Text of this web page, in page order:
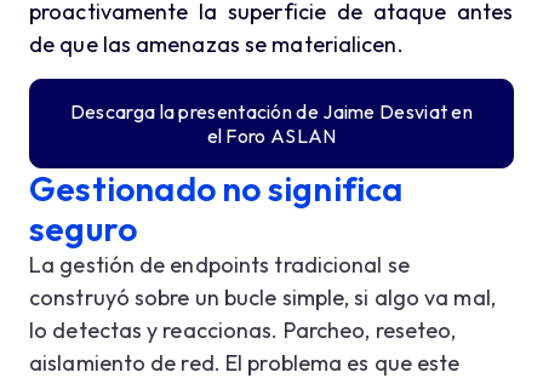
proactivamente la superficie de ataque antes
de que las amenazas se materialicen.
Descarga la presentación de Jaime Desviat en
el Foro ASLAN
Gestionado no significa
seguro
La gestión de endpoints tradicional se
construyó sobre un bucle simple, si algo va mal,
lo detectas y reaccionas. Parcheo, reseteo,
aislamiento de red. El problema es que este